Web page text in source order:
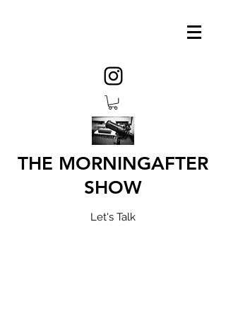
THE MORNINGAFTER
SHOW
Let's Talk